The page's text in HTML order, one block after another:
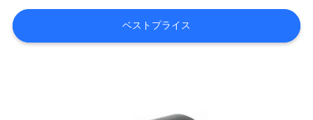
場
旅
ベストプライス